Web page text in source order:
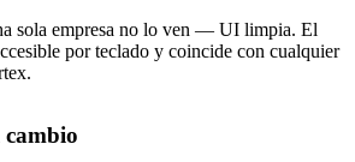
sola empresa no lo ven — UI limpia. El
por teclado y coincide con cualquier